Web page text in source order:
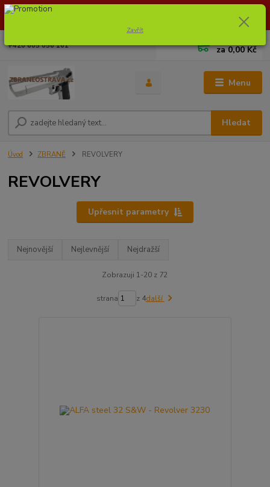
Dostupnost zboží si ověřte na info@zbraneostrava.cz nebo tel.
Menu
Hledat
+420 605 056 161 za0,00 Kč
Úvod ZBRANĚ REVOLVERY
REVOLVERY
Upřesnit parametry
Nejnovější Nejlevnější Nejdražší
Zobrazuji 1-20 z 72
strana z 4další
Zavřít